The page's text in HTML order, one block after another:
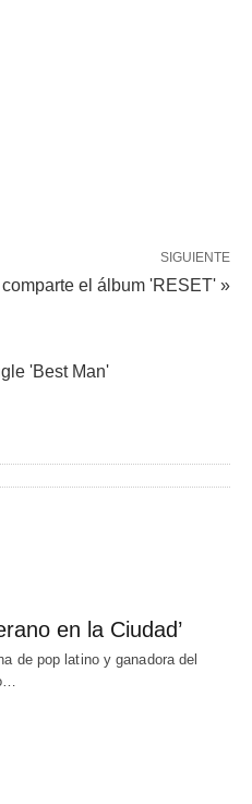
SIGUIENTE
el álbum 'RESET' »
'Best Man'
en la Ciudad’
de pop latino y ganadora del